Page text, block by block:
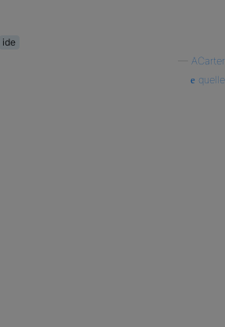
ide
ACarter
quelle